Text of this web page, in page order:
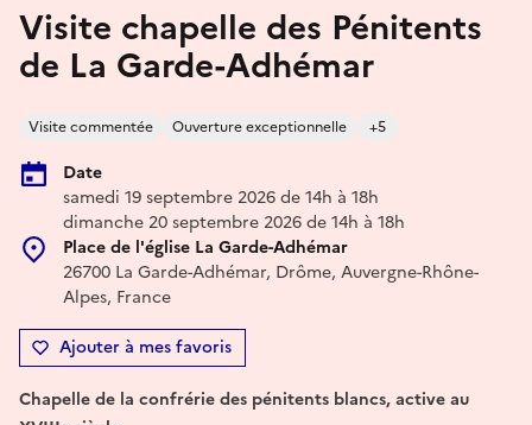
Visite chapelle des Pénitents
de La Garde-Adhémar
Visite commentée Ouverture exceptionnelle +5
Date
samedi 19 septembre 2026 de 14h à 18h
dimanche 20 septembre 2026 de 14h à 18h
Place de l'église La Garde-Adhémar
26700 La Garde-Adhémar, Drôme, Auvergne-Rhône-
Alpes, France
Ajouter à mes favoris
Chapelle de la confrérie des pénitents blancs, active au